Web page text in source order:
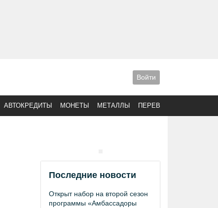
Войти
АВТОКРЕДИТЫ МОНЕТЫ МЕТАЛЛЫ ПЕРЕВОДЫ
Последние новости
Открыт набор на второй сезон
программы «Амбассадоры